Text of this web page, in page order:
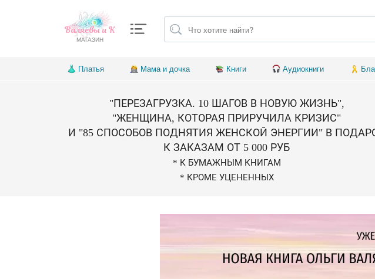
Валяевы и К
МАГАЗИН
Платья Мама и дочка Книги Аудиокниги
"ПЕРЕЗАГРУЗКА. 10 ШАГОВ В НОВУЮ ЖИЗНЬ",
"ЖЕНЩИНА, КОТОРАЯ ПРИРУЧИЛА КРИЗИС"
И "85 СПОСОБОВ ПОДНЯТИЯ ЖЕНСКОЙ ЭНЕРГИИ" В
К ЗАКАЗАМ ОТ 5 000 РУБ
* К БУМАЖНЫМ КНИГАМ
* КРОМЕ УЦЕНЕННЫХ